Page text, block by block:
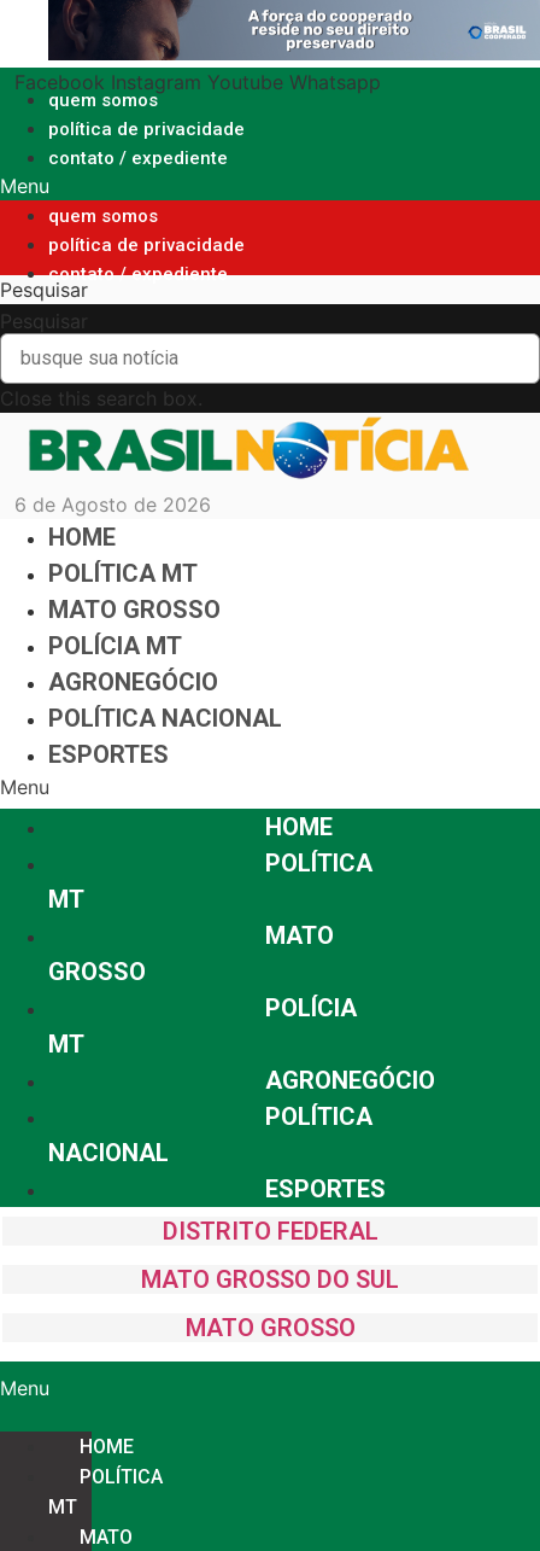
o
conteúdo
Facebook Instagram Youtube Whatsapp
quem somos
política de privacidade
contato / expediente
Menu
quem somos
política de privacidade
contato / expediente
Pesquisar
Pesquisar
Close this search box.
6 de Agosto de 2026
HOME
POLÍTICA MT
MATO GROSSO
POLÍCIA MT
AGRONEGÓCIO
POLÍTICA NACIONAL
ESPORTES
Menu
HOME
POLÍTICA
MT
MATO
GROSSO
POLÍCIA
MT
AGRONEGÓCIO
POLÍTICA
NACIONAL
ESPORTES
DISTRITO FEDERAL
MATO GROSSO DO SUL
MATO GROSSO
Menu
HOME
POLÍTICA
MT
MATO